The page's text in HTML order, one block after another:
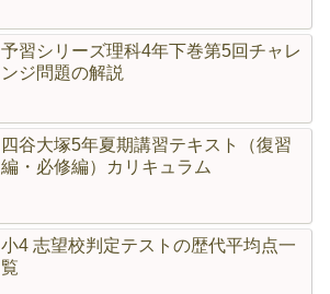
予習シリーズ理科4年下巻第5回チャレ
ンジ問題の解説
四谷大塚5年夏期講習テキスト（復習
編・必修編）カリキュラム
小4 志望校判定テストの歴代平均点一
覧